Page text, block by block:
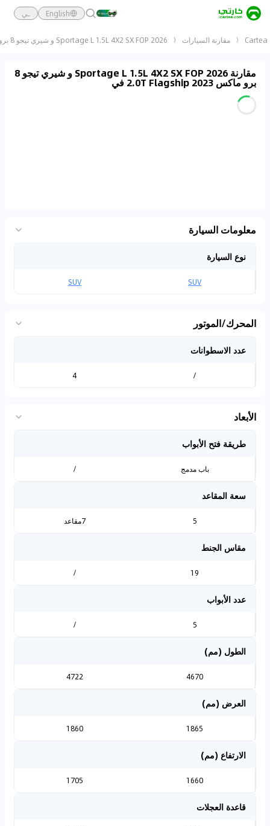
English ـي
Cartea مقارنة السيارات Sportage L 1.5L 4X2 SX FOP 2026 و شيري تيجو 8 برو ماكس 2023 2.0T Flagship
مقارنة Sportage L 1.5L 4X2 SX FOP 2026 و شيري تيجو 8
برو ماكس 2023 2.0T Flagship في
معلومات السيارة
نوع السيارة
SUV
SUV
المحرك/الموتور
عدد الاسطوانات
/
4
الأبعاد
طريقة فتح الأبواب
باب مدمج /
سعة المقاعد
5 7مقاعد
مقاس الجنط
19
/
عدد الأبواب
5
/
الطول (مم)
4670
4722
العرض (مم)
1865
1860
الارتفاع (مم)
1660
1705
قاعدة العجلات